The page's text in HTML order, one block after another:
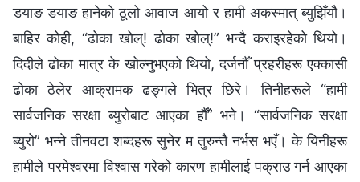
डयाङ डयाङ हानेको ठूलो आवाज आयो र हामी अकस्मात् ब्युझिँयौ।
बाहिर कोही, “ढोका खोल्! ढोका खोल्!” भन्दै कराइरहेको थियो।
दिदीले ढोका मात्र के खोल्नुभएको थियो, दर्जनौँ प्रहरीहरू एक्‍कासी
ढोका ठेलेर आक्रामक ढङ्गले भित्र छिरे। तिनीहरूले “हामी
सार्वजनिक सरक्षा ब्युरोबाट आएका हौँ” भने। “सार्वजनिक सरक्षा
ब्युरो” भन्‍ने तीनवटा शब्दहरू सुनेर म तुरुन्तै नर्भस भएँ। के यिनीहरू
हामीले परमेश्‍वरमा विश्‍वास गरेको कारण हामीलाई पक्राउ गर्न आएका